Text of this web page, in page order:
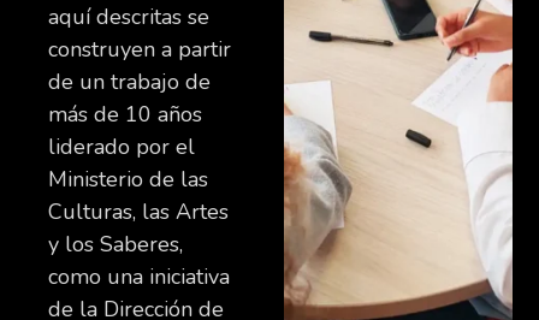
aquí descritas se
construyen a partir
de un trabajo de
más de 10 años
liderado por el
Ministerio de las
Culturas, las Artes
y los Saberes,
como una iniciativa
de la Dirección de